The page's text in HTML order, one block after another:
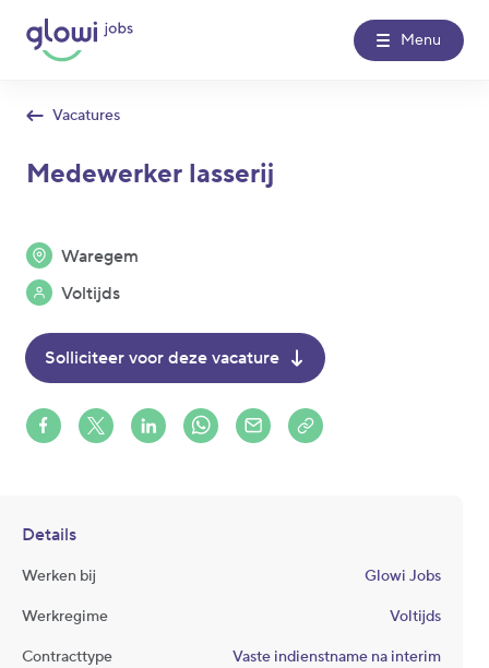
Menu
Glowi Glowi Jobs Het Poetsbureau
Nieuws
Vacatures
Medewerker lasserij
Share on Facebook
Share on X (formerly Twitter)
Share on LinkedIn
Share via Whatsapp
Share via MailCopy to clipboard
Waregem
Voltijds
Solliciteer voor deze vacature
Details
Werken bij Glowi Jobs
Werkregime Voltijds
Contracttype Vaste indienstname na interim